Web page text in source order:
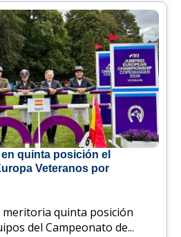
quinta posición el
Veteranos por
meritoria quinta posición
del Campeonato de...